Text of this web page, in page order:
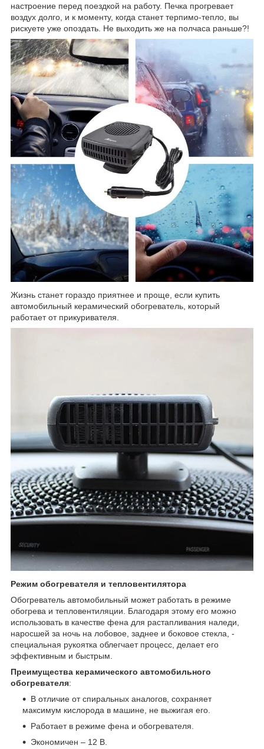
настроение перед поездкой на работу. Печка прогревает
воздух долго, и к моменту, когда станет терпимо-тепло, вы
рискуете уже опоздать. Не выходить же на полчаса раньше?!
Жизнь станет гораздо приятнее и проще, если купить
автомобильный керамический обогреватель, который
работает от прикуривателя.
Режим обогревателя и тепловентилятора
Обогреватель автомобильный может работать в режиме
обогрева и тепловентиляции. Благодаря этому его можно
использовать в качестве фена для растапливания наледи,
наросшей за ночь на лобовое, заднее и боковое стекла, -
специальная рукоятка облегчает процесс, делает его
эффективным и быстрым.
Преимущества керамического автомобильного
обогревателя:
В отличие от спиральных аналогов, сохраняет
максимум кислорода в машине, не выжигая его.
Работает в режиме фена и обогревателя.
Экономичен – 12 В.